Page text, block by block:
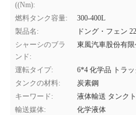
((Nm):
燃料タンク容量:
300-400L
製品名:
ドング・フェン
シャーシのブラ
ンド:
東風汽車股份有限
運転タイプ:
6*4 化学品 トラッ
タンクの材料:
炭素鋼
キーワード:
液体輸送 タンク
輸送媒体:
化学液体